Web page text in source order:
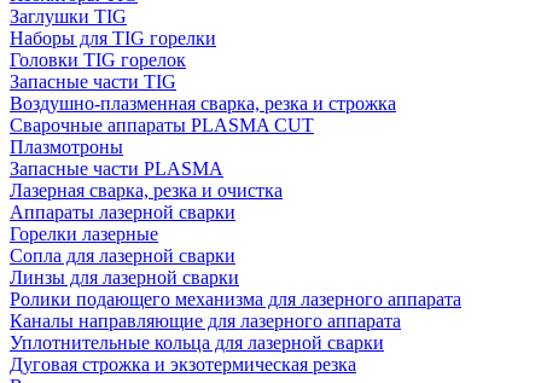
Заглушки TIG
Наборы для TIG горелки
Головки TIG горелок
Запасные части TIG
Воздушно-плазменная сварка, резка и строжка
Сварочные аппараты PLASMA CUT
Плазмотроны
Запасные части PLASMA
Лазерная сварка, резка и очистка
Аппараты лазерной сварки
Горелки лазерные
Сопла для лазерной сварки
Линзы для лазерной сварки
Ролики подающего механизма для лазерного аппарата
Каналы направляющие для лазерного аппарата
Уплотнительные кольца для лазерной сварки
Дуговая строжка и экзотермическая резка